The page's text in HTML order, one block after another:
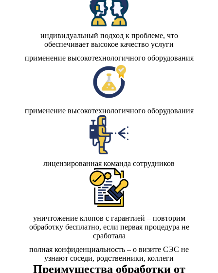
индивидуальный подход к проблеме, что
обеспечивает высокое качество услуги
применение высокотехнологичного оборудования
применение высокотехнологичного оборудования
лицензированная команда сотрудников
уничтожение клопов с гарантией – повторим
обработку бесплатно, если первая процедура не
сработала
полная конфиденциальность – о визите СЭС не
узнают соседи, родственники, коллеги
Преимущества обработки от